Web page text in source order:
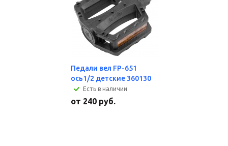
Педали вел FP-651
ось1/2 детские 360130
Есть в наличии
от 240 руб.